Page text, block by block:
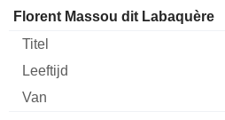
Florent Massou dit Labaquère